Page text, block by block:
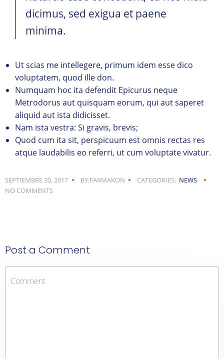
dicimus, sed exigua et paene
minima.
Ut scias me intellegere, primum idem esse dico
voluptatem, quod ille don.
Numquam hoc ita defendit Epicurus neque
Metrodorus aut quisquam eorum, qui aut saperet
aliquid aut ista didicisset.
Nam ista vestra: Si gravis, brevis;
Quod cum ita sit, perspicuum est omnis rectas res
atque laudabilis eo referri, ut cum voluptate vivatur.
SEPTIEMBRE 30, 2017 BY:FARMAKON CATEGORIES: NEWS
NO COMMENTS
Post a Comment